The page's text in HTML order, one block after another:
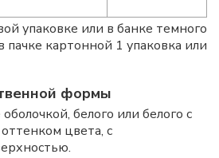
упаковке или в банке темного
пачке картонной 1 упаковка или
формы
белого или белого с
цвета, с